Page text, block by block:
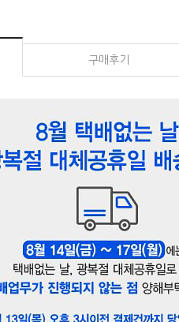
구매후기